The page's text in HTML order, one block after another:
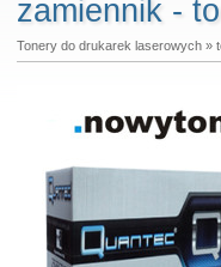
zamiennik -
Tonery do drukarek laserowych»